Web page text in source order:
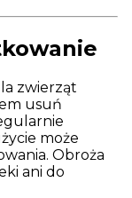
zwierząt
usuń
może
Obroża
ani do